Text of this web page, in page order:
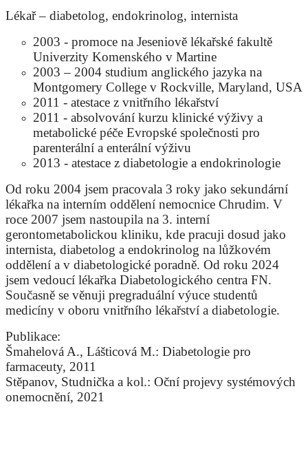
Lékař – diabetolog, endokrinolog, internista
2003 - promoce na Jeseniově lékařské fakultě
Univerzity Komenského v Martine
2003 – 2004 studium anglického jazyka na
Montgomery College v Rockville, Maryland, USA
2011 - atestace z vnitřního lékařství
2011 - absolvování kurzu klinické výživy a
metabolické péče Evropské společnosti pro
parenterální a enterální výživu
2013 - atestace z diabetologie a endokrinologie
Od roku 2004 jsem pracovala 3 roky jako sekundární
lékařka na interním oddělení nemocnice Chrudim. V
roce 2007 jsem nastoupila na 3. interní
gerontometabolickou kliniku, kde pracuji dosud jako
internista, diabetolog a endokrinolog na lůžkovém
oddělení a v diabetologické poradně. Od roku 2024
jsem vedoucí lékařka Diabetologického centra FN.
Současně se věnuji pregraduální výuce studentů
medicíny v oboru vnitřního lékařství a diabetologie.
Publikace:
Šmahelová A., Lášticová M.: Diabetologie pro
farmaceuty, 2011
Stěpanov, Studnička a kol.: Oční projevy systémových
onemocnění, 2021